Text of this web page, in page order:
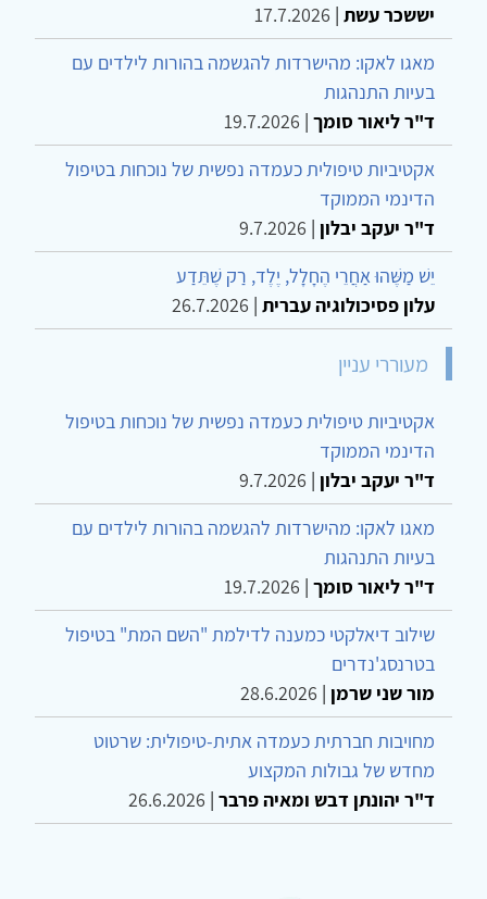
יששכר עשת |
17.7.2026
מאגו לאקו: מהישרדות להגשמה בהורות לילדים עם
בעיות התנהגות
ד"ר ליאור סומך |
19.7.2026
אקטיביות טיפולית כעמדה נפשית של נוכחות בטיפול
הדינמי הממוקד
ד"ר יעקב יבלון |
9.7.2026
יֵשׁ מַשֶּׁהוּ אַחֲרֵי הֶחָלָל, יֶלֶד, רַק שֶׁתֵּדַע
עלון פסיכולוגיה עברית |
26.7.2026
מעוררי עניין
אקטיביות טיפולית כעמדה נפשית של נוכחות בטיפול
הדינמי הממוקד
ד"ר יעקב יבלון |
9.7.2026
מאגו לאקו: מהישרדות להגשמה בהורות לילדים עם
בעיות התנהגות
ד"ר ליאור סומך |
19.7.2026
שילוב דיאלקטי כמענה לדילמת "השם המת" בטיפול
בטרנסג'נדרים
מור שני שרמן |
28.6.2026
מחויבות חברתית כעמדה אתית-טיפולית: שרטוט
מחדש של גבולות המקצוע
ד"ר יהונתן דבש ומאיה פרבר |
26.6.2026